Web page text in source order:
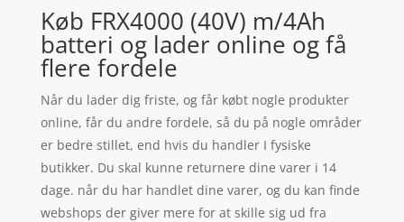
Køb FRX4000 (40V) m/4Ah
batteri og lader online og få
flere fordele
Når du lader dig friste, og får købt nogle produkter
online, får du andre fordele, så du på nogle områder
er bedre stillet, end hvis du handler I fysiske
butikker. Du skal kunne returnere dine varer i 14
dage. når du har handlet dine varer, og du kan finde
webshops der giver mere for at skille sig ud fra